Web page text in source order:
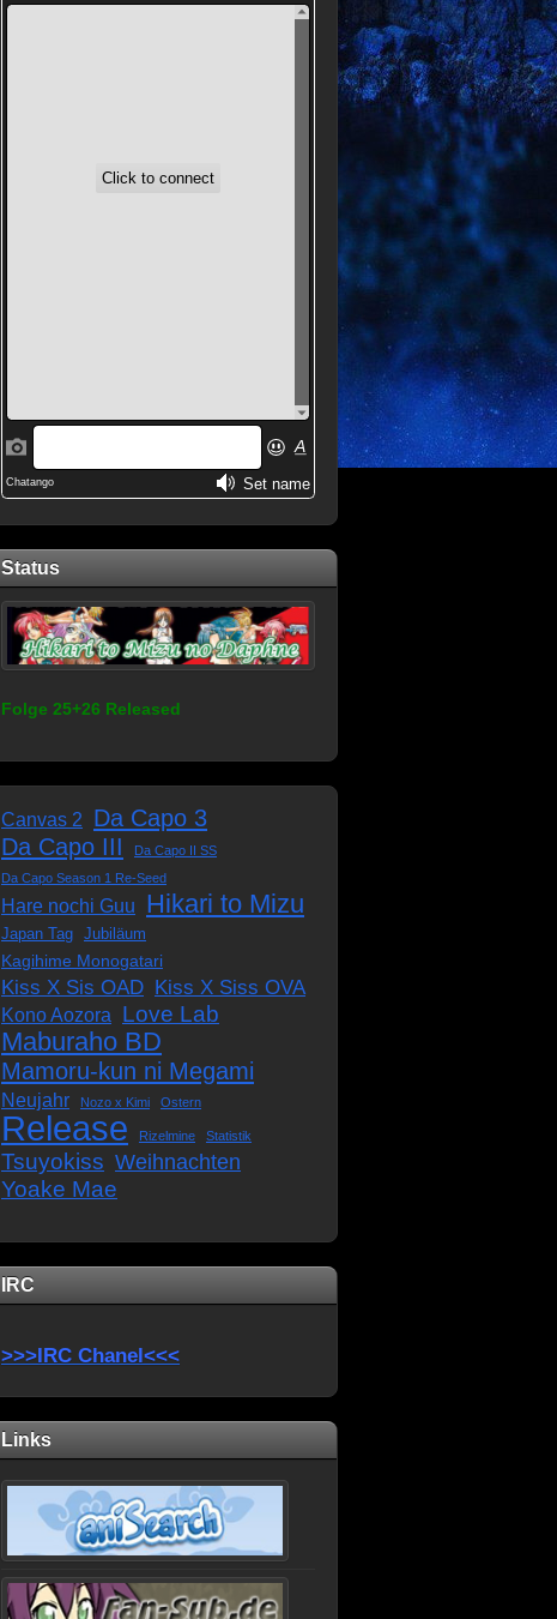
Status
Folge 25+26 Released
Canvas 2
Da Capo 3
Da Capo III
Da Capo II SS
Da Capo Season 1 Re-Seed
Hare nochi Guu Hikari to Mizu
Japan Tag Jubiläum
Kagihime Monogatari
Kiss X Sis OAD Kiss X Siss OVA
Kono Aozora Love Lab
Maburaho BD
Mamoru-kun ni Megami
Neujahr Nozo x Kimi Ostern
Release Rizelmine Statistik
Tsuyokiss Weihnachten
Yoake Mae
IRC
>>>IRC Chanel<<<
Links